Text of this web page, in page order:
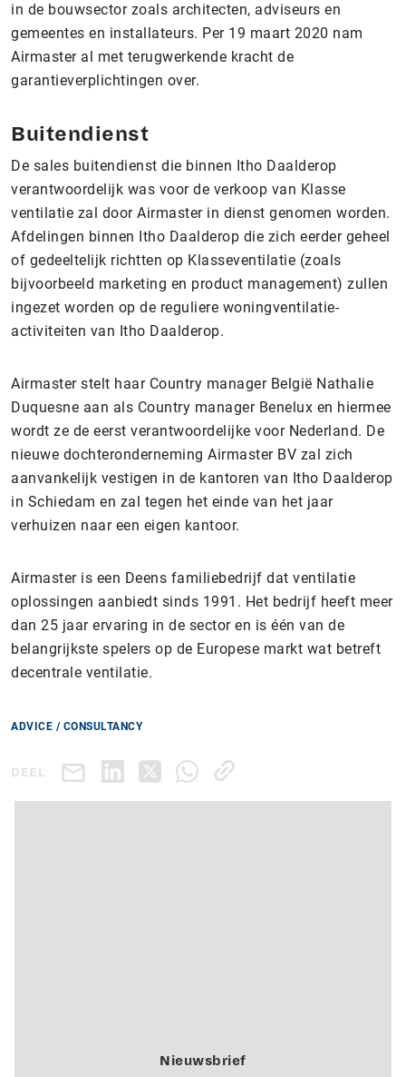
in de bouwsector zoals architecten, adviseurs en
gemeentes en installateurs. Per 19 maart 2020 nam
Airmaster al met terugwerkende kracht de
garantieverplichtingen over.
Buitendienst
De sales buitendienst die binnen Itho Daalderop
verantwoordelijk was voor de verkoop van Klasse
ventilatie zal door Airmaster in dienst genomen worden.
Afdelingen binnen Itho Daalderop die zich eerder geheel
of gedeeltelijk richtten op Klasseventilatie (zoals
bijvoorbeeld marketing en product management) zullen
ingezet worden op de reguliere woningventilatie-
activiteiten van Itho Daalderop.
Airmaster stelt haar Country manager België Nathalie
Duquesne aan als Country manager Benelux en hiermee
wordt ze de eerst verantwoordelijke voor Nederland. De
nieuwe dochteronderneming Airmaster BV zal zich
aanvankelijk vestigen in de kantoren van Itho Daalderop
in Schiedam en zal tegen het einde van het jaar
verhuizen naar een eigen kantoor.
Airmaster is een Deens familiebedrijf dat ventilatie
oplossingen aanbiedt sinds 1991. Het bedrijf heeft meer
dan 25 jaar ervaring in de sector en is één van de
belangrijkste spelers op de Europese markt wat betreft
decentrale ventilatie.
ADVICE / CONSULTANCY
DEEL
Nieuwsbrief